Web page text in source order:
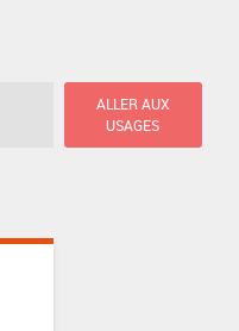
ALLER AUX
USAGES